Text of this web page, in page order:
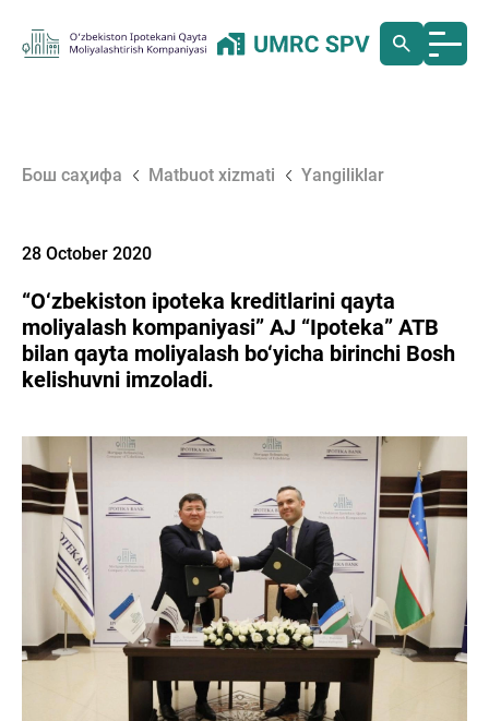
Бош саҳифа Matbuot xizmati Yangiliklar
28 October 2020
“O‘zbekiston ipoteka kreditlarini qayta
moliyalash kompaniyasi” AJ “Ipoteka” ATB
bilan qayta moliyalash bo‘yicha birinchi Bosh
kelishuvni imzoladi.